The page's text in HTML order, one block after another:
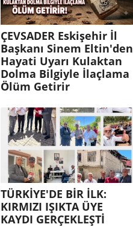
ÇEVSADER Eskişehir İl
Başkanı Sinem Eltin'den
Hayati Uyarı Kulaktan
Dolma Bilgiyle İlaçlama
Ölüm Getirir
TÜRKİYE'DE BİR İLK:
KIRMIZI IŞIKTA ÜYE
KAYDI GERÇEKLEŞTİ